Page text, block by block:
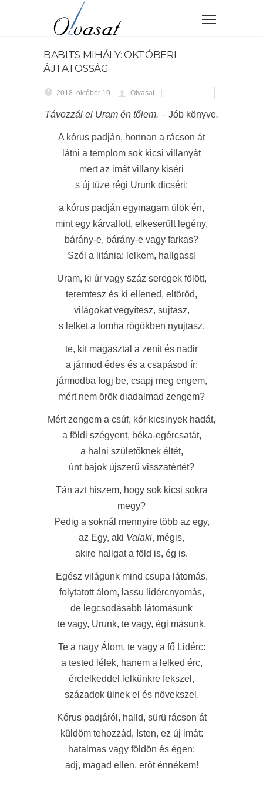
BABITS MIHÁLY: OKTÓBERI
ÁJTATOSSÁG
2018. október 10. Olvasat
Távozzál el Uram én tőlem. – Jób könyve.
A kórus padján, honnan a rácson át
látni a templom sok kicsi villanyát
mert az imát villany kiséri
s új tüze régi Urunk dicséri:
a kórus padján egymagam ülök én,
mint egy kárvallott, elkeserült legény,
bárány-e, bárány-e vagy farkas?
Szól a litánia: lelkem, hallgass!
Uram, ki úr vagy száz seregek fölött,
teremtesz és ki ellened, eltöröd,
világokat vegyítesz, sujtasz,
s lelket a lomha rögökben nyujtasz,
te, kit magasztal a zenit és nadir
a jármod édes és a csapásod ír:
jármodba fogj be, csapj meg engem,
mért nem örök diadalmad zengem?
Mért zengem a csúf, kór kicsinyek hadát,
a földi szégyent, béka-egércsatát,
a halni születőknek éltét,
únt bajok újszerű visszatértét?
Tán azt hiszem, hogy sok kicsi sokra
megy?
Pedig a soknál mennyire több az egy,
az Egy, aki Valaki, mégis,
akire hallgat a föld is, ég is.
Egész világunk mind csupa látomás,
folytatott álom, lassu lidércnyomás,
de legcsodásabb látomásunk
te vagy, Urunk, te vagy, égi másunk.
Te a nagy Álom, te vagy a fő Lidérc:
a tested lélek, hanem a lelked érc,
érclelkeddel lelkünkre fekszel,
századok ülnek el és növekszel.
Kórus padjáról, halld, sürü rácson át
küldöm tehozzád, Isten, ez új imát:
hatalmas vagy földön és égen:
adj, magad ellen, erőt énnékem!